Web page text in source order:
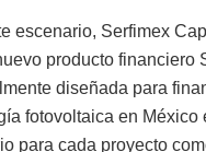
escenario, Serfimex
producto financiero
diseñada para
fotovoltaica en
para cada proyecto